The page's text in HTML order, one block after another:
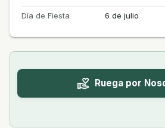
Día de Fiesta 6 de julio
Ruega por